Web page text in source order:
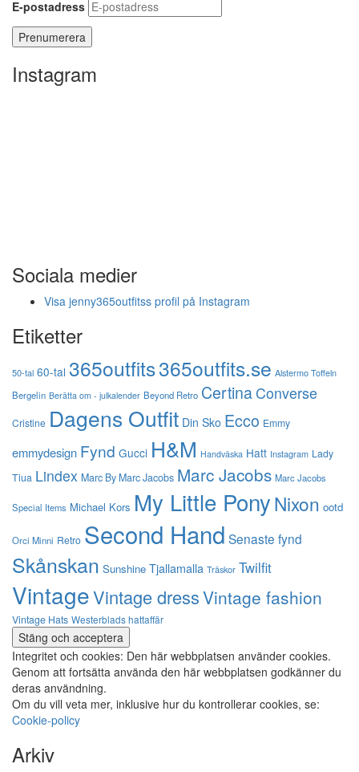
E-postadress
Instagram
Sociala medier
Visa jenny365outfitss profil på Instagram
Etiketter
50-tal 60-tal 365outfits365outfits.se Alstermo Toffeln
Bergelin Berätta om - julkalender Beyond Retro CertinaConverse
Cristine Dagens Outfit Din Sko Ecco Emmy
emmydesign Fynd Gucci H&M Handväska Hatt Instagram Lady
Tiua Lindex Marc By Marc Jacobs Marc Jacobs Marc Jacobs
Special Items Michael Kors My Little PonyNixon ootd
Orci Minni Retro Second Hand Senaste fynd
Skånskan Sunshine Tjallamalla Träskor Twilfit
VintageVintage dressVintage fashion
Vintage Hats Westerblads hattaffär
Integritet och cookies: Den här webbplatsen använder cookies.
Genom att fortsätta använda den här webbplatsen godkänner du
deras användning.
Om du vill veta mer, inklusive hur du kontrollerar cookies, se:
Cookie-policy
Arkiv